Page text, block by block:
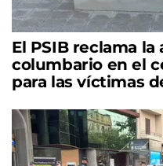
El PSIB reclama
columbario en el
para las víctimas